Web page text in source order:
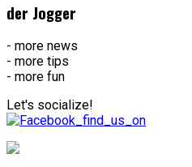
der Jogger
- more news
- more tips
- more fun
Let's socialize!